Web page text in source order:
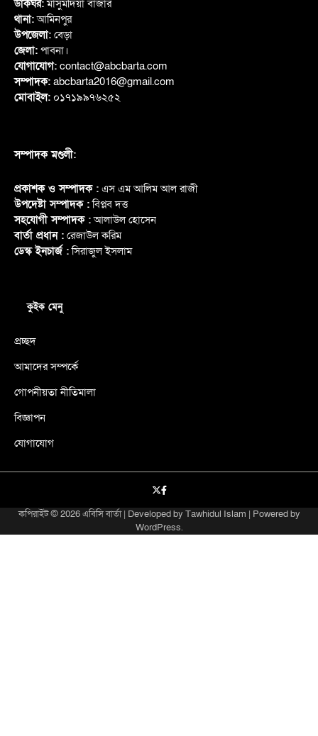
ডাকঘর:মাসুমদিয়া বাজার
থানা:আমিনপুর
উপজেলা: বেড়া
জেলা: পাবনা।
যোগাযোগ: contact@abcbarta.com
সম্পাদক: abcbarta2016@gmail.com
মোবাইল: ০১৭১৯৯৭৬২৫২
সম্পাদক মণ্ডলী:
প্রকাশক ও সম্পাদক : এস এম আলিম আল রাজী
উপদেষ্টা সম্পাদক :বিপ্লব দত্ত
সহযোগী সম্পাদক :আলাউল হোসেন
বার্তা প্রধান : রেজাউল করিম
ডেস্ক ইনচার্জ :সিরাজুল ইসলাম
কুইক মেনু
প্রচ্ছদ
আমাদের সম্পর্কে
গোপনীয়তা নীতিমালা
বিজ্ঞাপন
যোগাযোগ
Xfacebook
কপিরাইট © 2026এবিসি বার্তা| Developed by Tawhidul Islam | Powered by
WordPress.